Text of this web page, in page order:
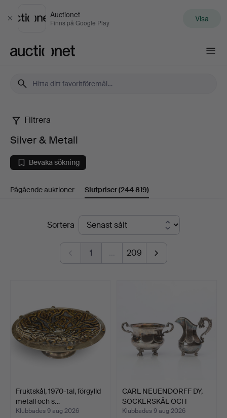
Stäng
Auctionet
Finns på Google Play Visa
Silver
Metall
Filtrera
Silver & Metall
Bevaka sökning
Pågående auktioner Slutpriser(244 819)
SlutpriserSortera
1 … 209
Fruktskål, 1970-tal, förgylld
metall och s…
Klubbades 9 aug 2026
CARL NEUENDORFF DY,
SOCKERSKÅL OCH
GRÄDDKA…
Klubbades 9 aug 2026